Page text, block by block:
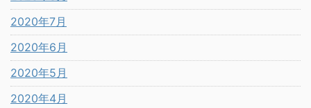
2020年7月
2020年6月
2020年5月
2020年4月